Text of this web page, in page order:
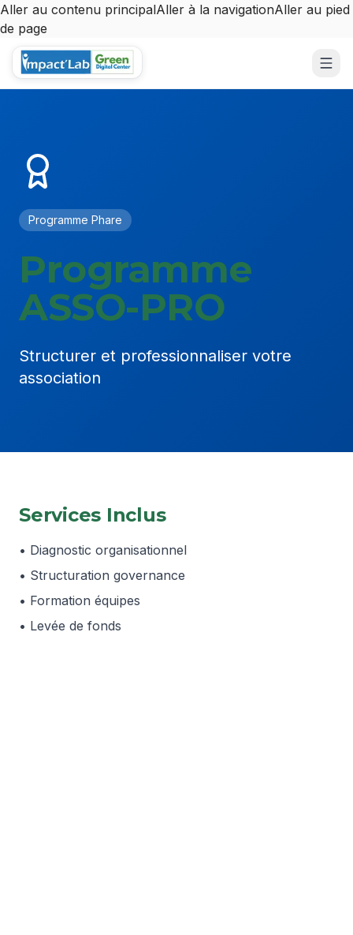
Aller au contenu principalAller à la navigationAller au pied
de page
Aller au contenu principal
Programme Phare
Programme
ASSO-PRO
Structurer et professionnaliser votre
association
Services Inclus
• Diagnostic organisationnel
• Structuration governance
• Formation équipes
• Levée de fonds